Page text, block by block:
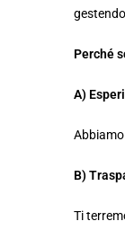
Perché
A)
B)
Ti